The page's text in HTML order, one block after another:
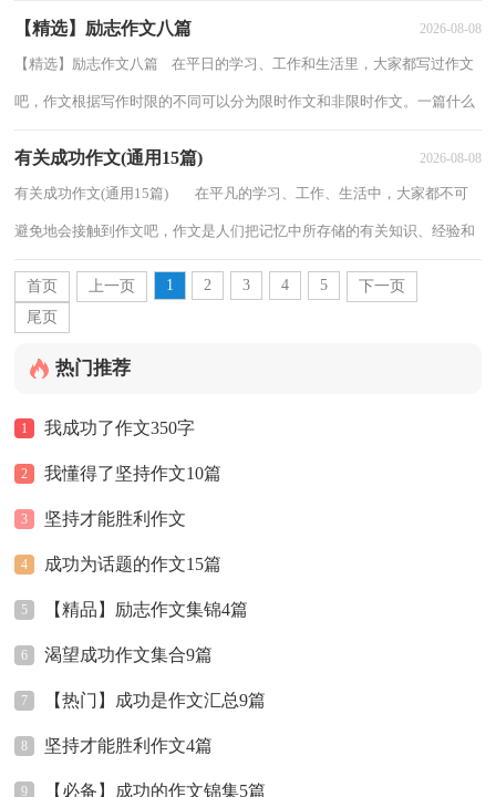
【精选】励志作文八篇 2026-08-08
【精选】励志作文八篇 在平日的学习、工作和生活里，大家都写过作文
吧，作文根据写作时限的不同可以分为限时作文和非限时作文。一篇什么
有关成功作文(通用15篇) 2026-08-08
有关成功作文(通用15篇) 在平凡的学习、工作、生活中，大家都不可
避免地会接触到作文吧，作文是人们把记忆中所存储的有关知识、经验和
思想用书面形式表达出来的记叙方式...
首页
上一页 1 2 3 4 5
下一页
尾页
热门推荐
1 我成功了作文350字
2 我懂得了坚持作文10篇
3 坚持才能胜利作文
4 成功为话题的作文15篇
5 【精品】励志作文集锦4篇
6 渴望成功作文集合9篇
7 【热门】成功是作文汇总9篇
8 坚持才能胜利作文4篇
9 【必备】成功的作文锦集5篇